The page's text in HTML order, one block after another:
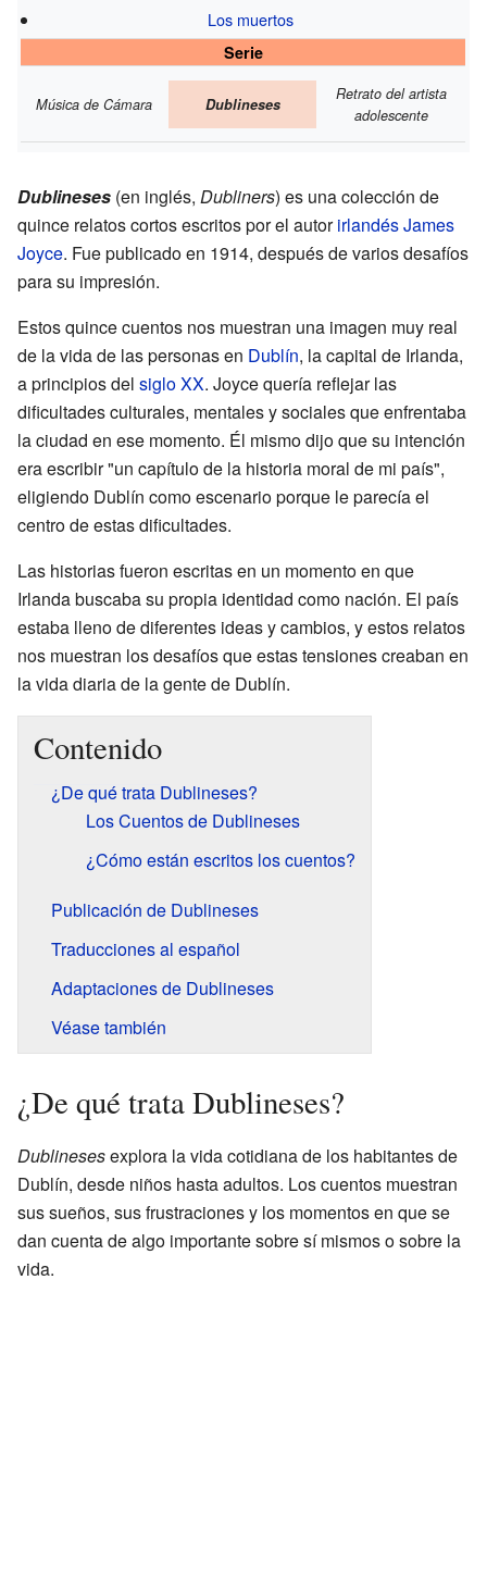
Los muertos
Serie
Música de Cámara Dublineses
Retrato del artista
adolescente
Dublineses (en inglés, Dubliners) es una colección de
quince relatos cortos escritos por el autorirlandésJames
Joyce. Fue publicado en 1914, después de varios desafíos
para su impresión.
Estos quince cuentos nos muestran una imagen muy real
de la vida de las personas en Dublín, la capital de Irlanda,
a principios del siglo XX. Joyce quería reflejar las
dificultades culturales, mentales y sociales que enfrentaba
la ciudad en ese momento. Él mismo dijo que su intención
era escribir "un capítulo de la historia moral de mi país",
eligiendo Dublín como escenario porque le parecía el
centro de estas dificultades.
Las historias fueron escritas en un momento en que
Irlanda buscaba su propia identidad como nación. El país
estaba lleno de diferentes ideas y cambios, y estos relatos
nos muestran los desafíos que estas tensiones creaban en
la vida diaria de la gente de Dublín.
Contenido
¿De qué trata Dublineses?
Los Cuentos de Dublineses
¿Cómo están escritos los cuentos?
Publicación de Dublineses
Traducciones al español
Adaptaciones de Dublineses
Véase también
¿De qué trata Dublineses?
Dublinesesexplora la vida cotidiana de los habitantes de
Dublín, desde niños hasta adultos. Los cuentos muestran
sus sueños, sus frustraciones y los momentos en que se
dan cuenta de algo importante sobre sí mismos o sobre la
vida.